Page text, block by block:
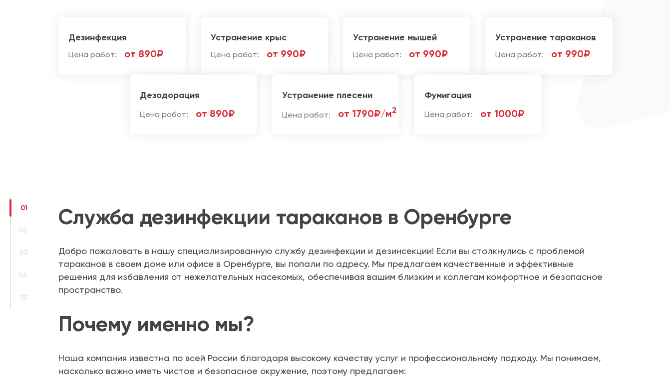
01
02
03
04
05
Дезинфекция
Цена работ: от 890₽
Устранение крыс
Цена работ: от 990₽
Устранение мышей
Цена работ: от 990₽
Устранение тараканов
Цена работ: от 990₽
Дезодорация
Цена работ: от 890₽
Устранение плесени
Цена работ: от 1790₽/м2
Фумигация
Цена работ: от 1000₽
Служба дезинфекции тараканов в Оренбурге
Добро пожаловать в нашу специализированную службу дезинфекции и дезинсекции! Если вы столкнулись с проблемой
тараканов в своем доме или офисе в Оренбурге, вы попали по адресу. Мы предлагаем качественные и эффективные
решения для избавления от нежелательных насекомых, обеспечивая вашим близким и коллегам комфортное и безопасное
пространство.
Почему именно мы?
Наша компания известна по всей России благодаря высокому качеству услуг и профессиональному подходу. Мы понимаем,
насколько важно иметь чистое и безопасное окружение, поэтому предлагаем: